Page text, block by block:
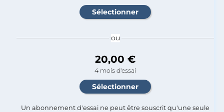
ou
20,00 €
4 mois d'essai
Un abonnement d'essai ne peut être souscrit qu'une seule